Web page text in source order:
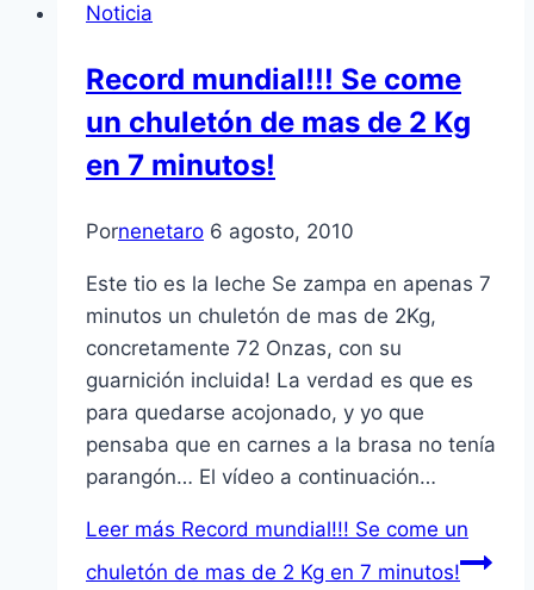
Noticia
Record mundial!!! Se come
un chuletón de mas de 2 Kg
en 7 minutos!
Pornenetaro 6 agosto, 2010
Este tio es la leche Se zampa en apenas 7
minutos un chuletón de mas de 2Kg,
concretamente 72 Onzas, con su
guarnición incluida! La verdad es que es
para quedarse acojonado, y yo que
pensaba que en carnes a la brasa no tení­a
parangón… El ví­deo a continuación…
Leer más Record mundial!!! Se come un
chuletón de mas de 2 Kg en 7 minutos!